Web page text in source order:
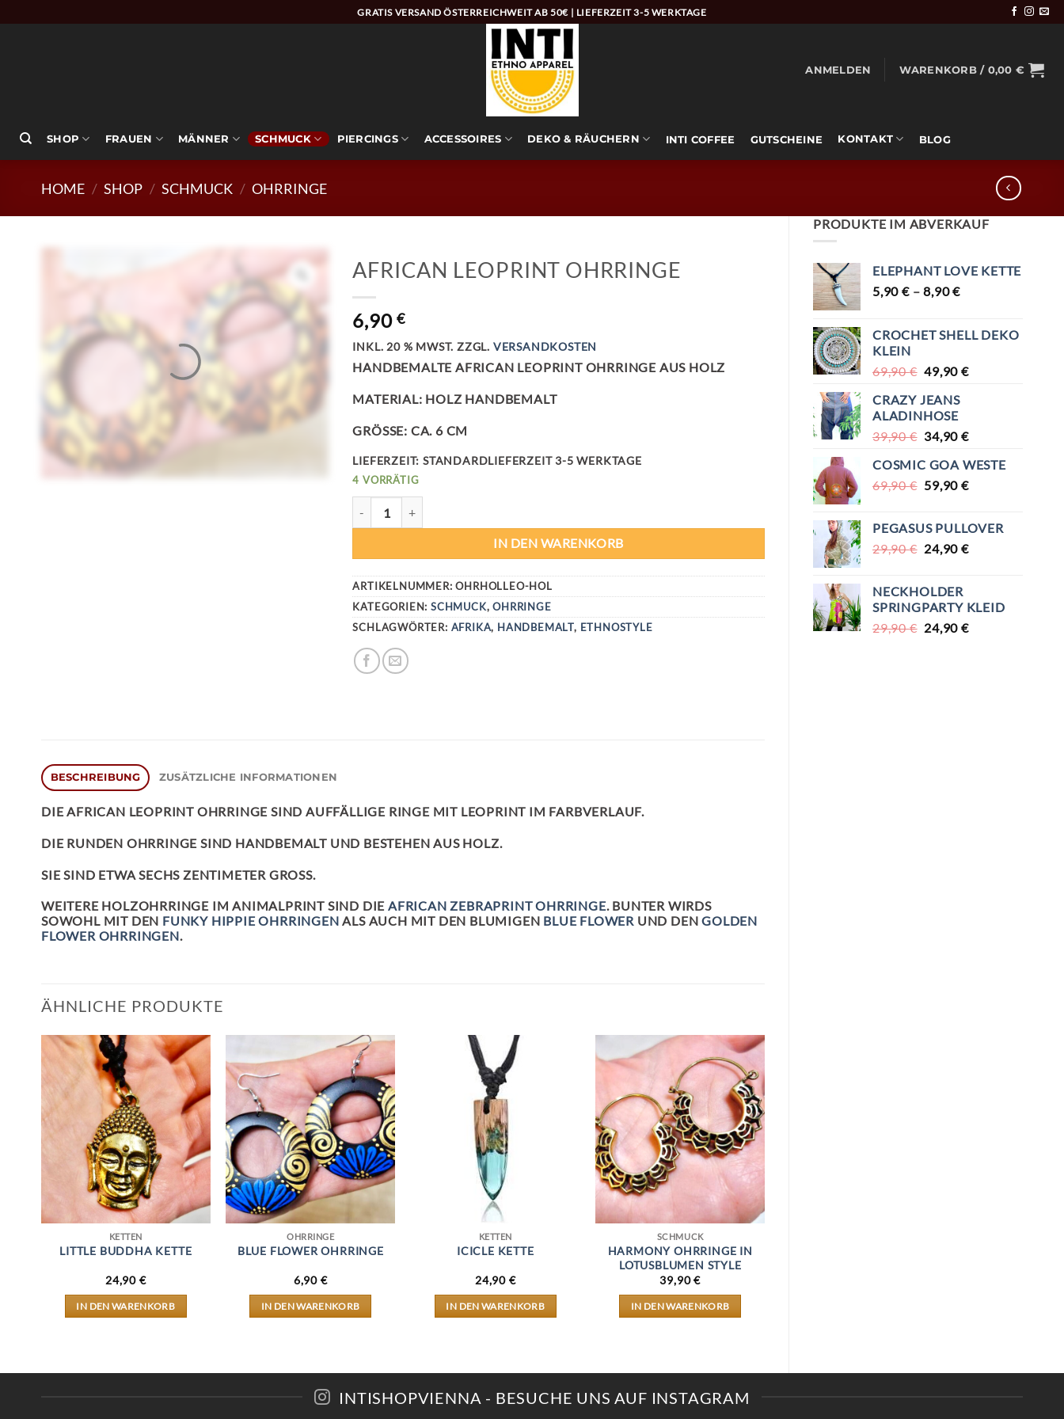
Inhalt
GRATIS VERSAND ÖSTERREICHWEIT AB 50€ | LIEFERZEIT 3-5 WERKTAGE
ANMELDEN WARENKORB / 0,00 €
SHOP FRAUEN MÄNNER SCHMUCK PIERCINGS ACCESSOIRES DEKO & RÄUCHERN INTI COFFEE GUTSCHEINE KONTAKT BLOG
HOME / SHOP / SCHMUCK / OHRRINGE
PRODUKTE IM ABVERKAUF
ELEPHANT LOVE KETTE
5,90 €–8,90€
CROCHET SHELL DEKO
KLEIN
69,90€ URSPRÜNGLICHER
WAR:
69,90 €
49,90€AKTUELLER
CRAZY JEANS
ALADINHOSE
39,90€ URSPRÜNGLICHER
WAR:
39,90 €
34,90€AKTUELLER
IST:
34,90 €.
COSMIC GOA WESTE
69,90€ URSPRÜNGLICHER
69,90 €
59,90€AKTUELLER
59,90 €.
PEGASUS PULLOVER
29,90€ URSPRÜNGLICHER
29,90 €
24,90€AKTUELLER
NECKHOLDER
SPRINGPARTY KLEID
29,90€ URSPRÜNGLICHER
24,90€AKTUELLER
AFRICAN LEOPRINT OHRRINGE
6,90€
INKL. 20 % MWST. ZZGL. VERSANDKOSTEN
HANDBEMALTE AFRICAN LEOPRINT OHRRINGE AUS HOLZ
MATERIAL: HOLZ HANDBEMALT
GRÖSSE: CA. 6 CM
LIEFERZEIT: STANDARDLIEFERZEIT 3-5 WERKTAGE
4 VORRÄTIG
IN DEN WARENKORB
ARTIKELNUMMER:OHRHOLLEO-HOL
KATEGORIEN: SCHMUCK,OHRRINGE
SCHLAGWÖRTER: AFRIKA, HANDBEMALT, ETHNOSTYLE
BESCHREIBUNG ZUSÄTZLICHE INFORMATIONEN
DIEAFRICAN LEOPRINT OHRRINGE SIND AUFFÄLLIGE RINGE MIT LEOPRINT IM FARBVERLAUF.
DIE RUNDEN OHRRINGE SIND HANDBEMALT UND BESTEHEN AUS HOLZ.
SIE SIND ETWA SECHS ZENTIMETER GROSS.
WEITERE HOLZOHRRINGE IM ANIMALPRINT SIND DIE AFRICAN ZEBRAPRINT OHRRINGE. BUNTER WIRDS
SOWOHL MIT DEN FUNKY HIPPIE OHRRINGEN ALS AUCH MIT DEN BLUMIGEN BLUE FLOWER UND DENGOLDEN
FLOWER OHRRINGEN.
ÄHNLICHE PRODUKTE
KETTEN
LITTLE BUDDHA KETTE
24,90 €
IN DEN WARENKORB
OHRRINGE
BLUE FLOWER OHRRINGE
6,90 €
IN DEN WARENKORB
KETTEN
ICICLE KETTE
24,90 €
IN DEN WARENKORB
SCHMUCK
HARMONY OHRRINGE IN
LOTUSBLUMEN STYLE
39,90€
IN DEN WARENKORB
INTISHOPVIENNA - BESUCHE UNS AUF INSTAGRAM